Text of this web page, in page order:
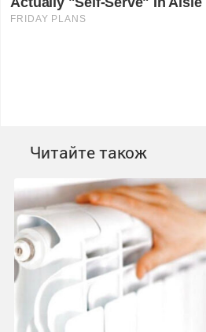
Читайте також